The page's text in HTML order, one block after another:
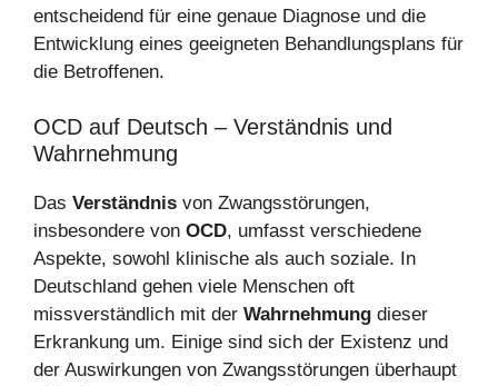
entscheidend für eine genaue Diagnose und die
Entwicklung eines geeigneten Behandlungsplans für
die Betroffenen.
OCD auf Deutsch – Verständnis und
Wahrnehmung
Das Verständnis von Zwangsstörungen,
insbesondere von OCD, umfasst verschiedene
Aspekte, sowohl klinische als auch soziale. In
Deutschland gehen viele Menschen oft
missverständlich mit der Wahrnehmung dieser
Erkrankung um. Einige sind sich der Existenz und
der Auswirkungen von Zwangsstörungen überhaupt